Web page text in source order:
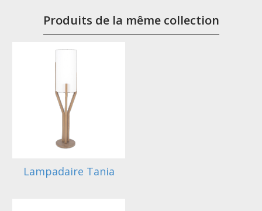
Produits de la même collection
Lampadaire Tania